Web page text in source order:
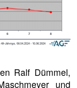
Ralf Dümmel,
und